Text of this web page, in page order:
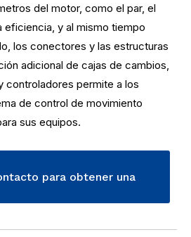
del motor, como el par, el
eficiencia, y al mismo tiempo
los conectores y las estructuras
adicional de cajas de cambios,
permite a los
de control de movimiento
sus equipos.
para obtener una
BLDC